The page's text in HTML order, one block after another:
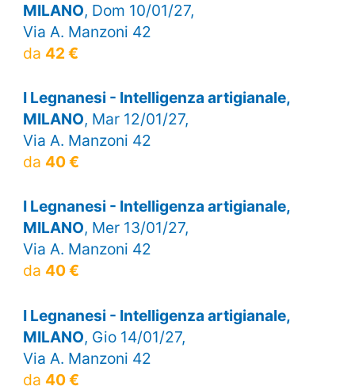
MILANO, Dom 10/01/27,
Via A. Manzoni 42
da 42 €
I Legnanesi - Intelligenza artigianale,
MILANO, Mar 12/01/27,
Via A. Manzoni 42
da 40 €
I Legnanesi - Intelligenza artigianale,
MILANO, Mer 13/01/27,
Via A. Manzoni 42
da 40 €
I Legnanesi - Intelligenza artigianale,
MILANO, Gio 14/01/27,
Via A. Manzoni 42
da 40 €